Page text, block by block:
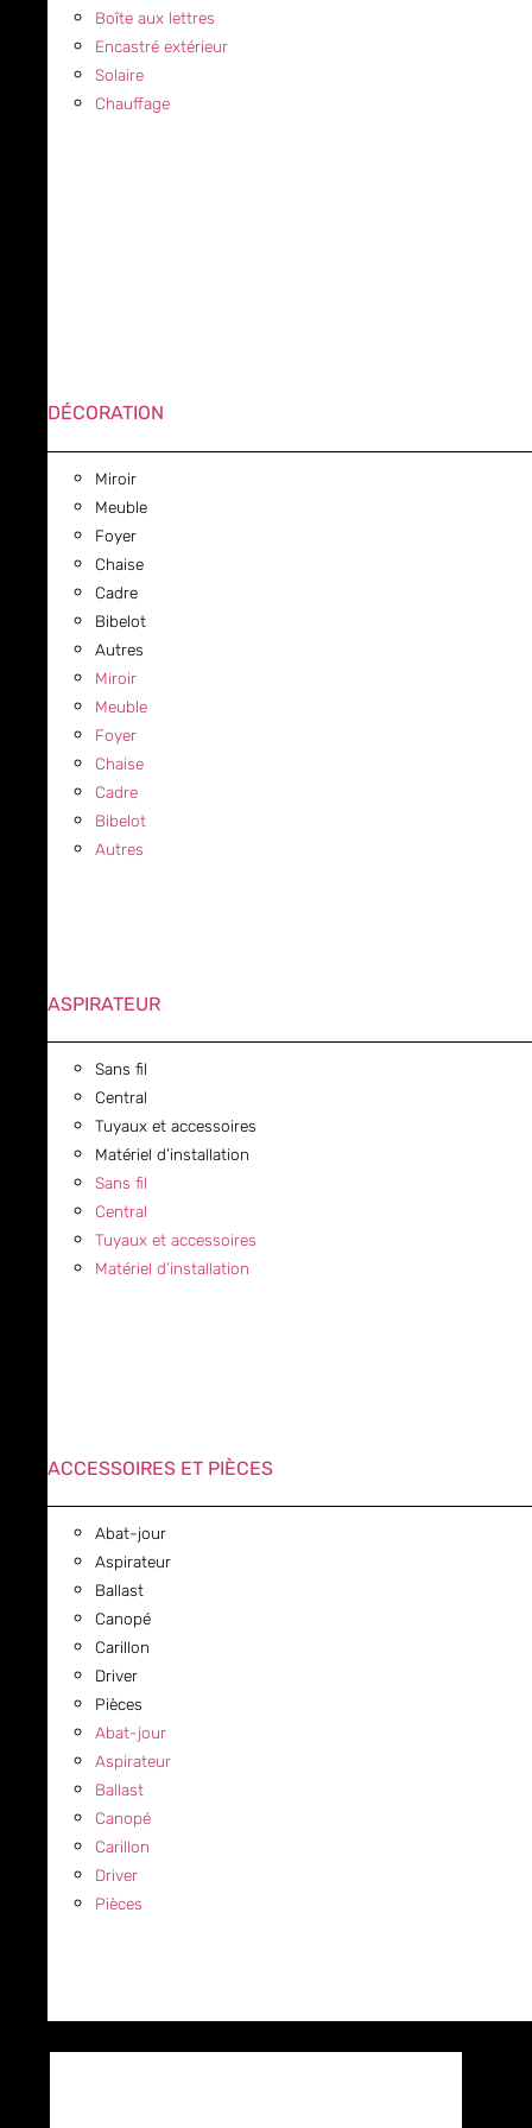
Boîte aux lettres
Encastré extérieur
Solaire
Chauffage
DÉCORATION
Miroir
Meuble
Foyer
Chaise
Cadre
Bibelot
Autres
Miroir
Meuble
Foyer
Chaise
Cadre
Bibelot
Autres
ASPIRATEUR
Sans fil
Central
Tuyaux et accessoires
Matériel d’installation
Sans fil
Central
Tuyaux et accessoires
Matériel d’installation
ACCESSOIRES ET PIÈCES
Abat-jour
Aspirateur
Ballast
Canopé
Carillon
Driver
Pièces
Abat-jour
Aspirateur
Ballast
Canopé
Carillon
Driver
Pièces